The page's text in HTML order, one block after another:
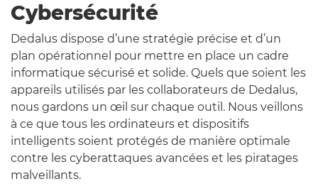
Cybersécurité
Dedalus dispose d’une stratégie précise et d’un
plan opérationnel pour mettre en place un cadre
informatique sécurisé et solide. Quels que soient les
appareils utilisés par les collaborateurs de Dedalus,
nous gardons un œil sur chaque outil. Nous veillons
à ce que tous les ordinateurs et dispositifs
intelligents soient protégés de manière optimale
contre les cyberattaques avancées et les piratages
malveillants.